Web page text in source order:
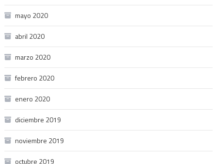
mayo 2020
abril 2020
marzo 2020
febrero 2020
enero 2020
diciembre 2019
noviembre 2019
octubre 2019